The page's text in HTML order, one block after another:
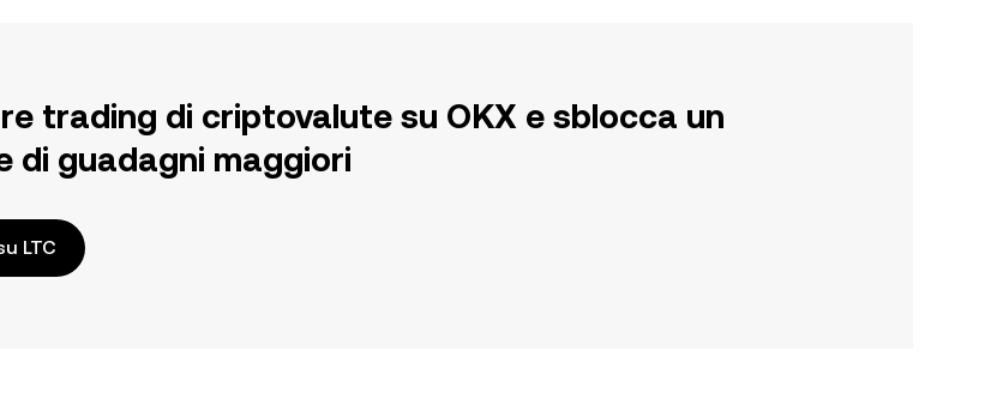
trading di criptovalute su OKX e sblocca un
di guadagni maggiori
LTC